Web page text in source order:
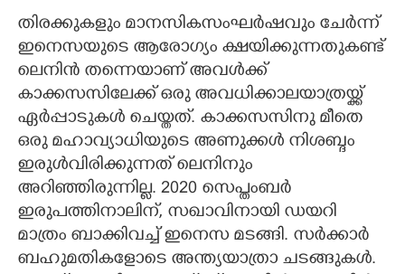
തിരക്കുകളും മാനസികസംഘ‌ർഷവും ചേർന്ന്
ഇനെസയുടെ ആരോഗ്യം ക്ഷയിക്കുന്നതുകണ്ട്
ലെനിൻ തന്നെയാണ് അവൾക്ക്
കാക്കസസിലേക്ക് ഒരു അവധിക്കാലയാത്രയ്ക്ക്
ഏർപ്പാടുകൾ ചെയ്തത്. കാക്കസസിനു മീതെ
ഒരു മഹാവ്യാധിയുടെ അണുക്കൾ നിശബ്ദം
ഇരുൾവിരിക്കുന്നത് ലെനിനും
അറിഞ്ഞിരുന്നില്ല. 2020 സെപ്തംബർ
ഇരുപത്തിനാലിന്,​ സഖാവിനായി ഡയറി
മാത്രം ബാക്കിവച്ച് ഇനെസ മടങ്ങി. സർക്കാർ
ബഹുമതികളോടെ അന്ത്യയാത്രാ ചടങ്ങുകൾ.